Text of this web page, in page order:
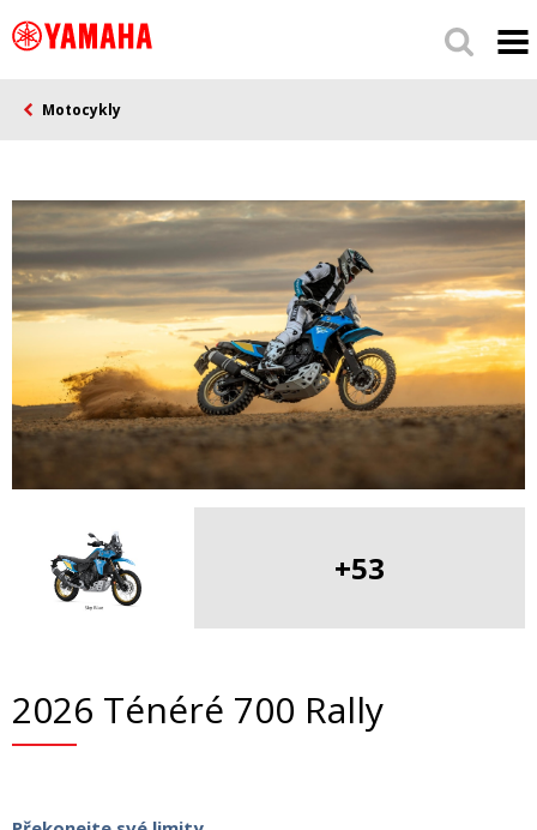
Motocykly
+53
2026 Ténéré 700 Rally